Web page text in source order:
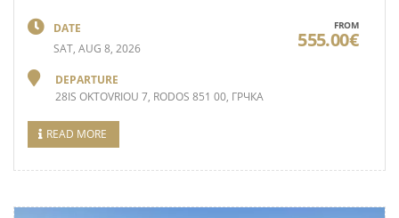
DATE
SAT, AUG 8, 2026
DEPARTURE
28IS OKTOVRIOU 7, RODOS 851 00, ГРЧКА
FROM
555.00€
READ MORE